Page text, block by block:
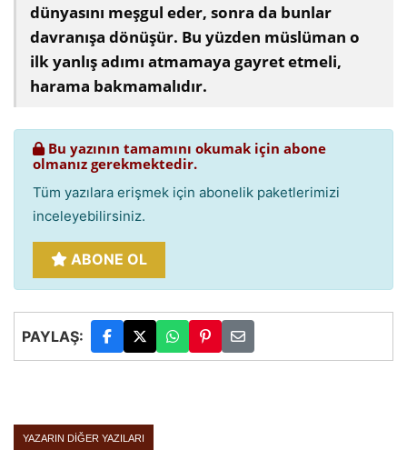
dünyasını meşgul eder, sonra da bunlar
davranışa dönüşür. Bu yüzden müslüman o
ilk yanlış adımı atmamaya gayret etmeli,
harama bakmamalıdır.
Bu yazının tamamını okumak için abone
olmanız gerekmektedir.
Tüm yazılara erişmek için abonelik paketlerimizi
inceleyebilirsiniz.
ABONE OL
PAYLAŞ:
YAZARIN DIĞER YAZILARI